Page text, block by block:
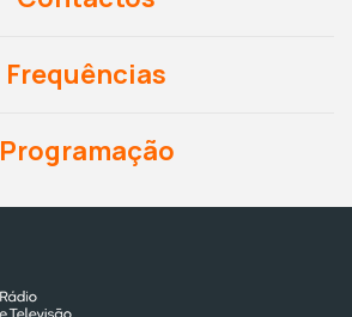
Frequências
Programação